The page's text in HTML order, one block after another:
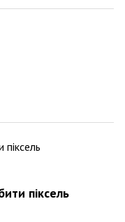
піксель